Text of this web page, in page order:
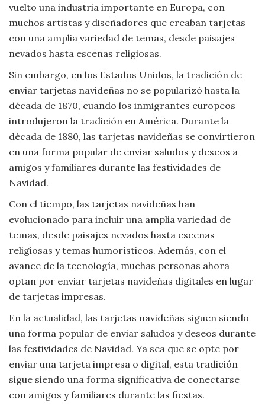
Sociología
Tecnología
Universo
Viajar
vuelto una industria importante en Europa, con
muchos artistas y diseñadores que creaban tarjetas
con una amplia variedad de temas, desde paisajes
nevados hasta escenas religiosas.
Sin embargo, en los Estados Unidos, la tradición de
enviar tarjetas navideñas no se popularizó hasta la
década de 1870, cuando los inmigrantes europeos
introdujeron la tradición en América. Durante la
década de 1880, las tarjetas navideñas se convirtieron
en una forma popular de enviar saludos y deseos a
amigos y familiares durante las festividades de
Navidad.
Con el tiempo, las tarjetas navideñas han
evolucionado para incluir una amplia variedad de
temas, desde paisajes nevados hasta escenas
religiosas y temas humorísticos. Además, con el
avance de la tecnología, muchas personas ahora
optan por enviar tarjetas navideñas digitales en lugar
de tarjetas impresas.
En la actualidad, las tarjetas navideñas siguen siendo
una forma popular de enviar saludos y deseos durante
las festividades de Navidad. Ya sea que se opte por
enviar una tarjeta impresa o digital, esta tradición
sigue siendo una forma significativa de conectarse
con amigos y familiares durante las fiestas.